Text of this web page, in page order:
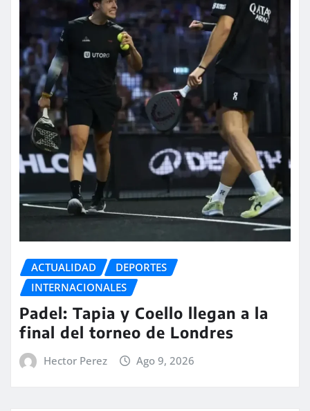
ACTUALIDAD
DEPORTES
INTERNACIONALES
Padel: Tapia y Coello llegan a la
final del torneo de Londres
Hector Perez Ago 9, 2026